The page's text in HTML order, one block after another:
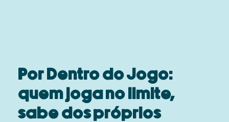
Por Dentro do Jogo:
quem joga no limite,
sabe dos próprios